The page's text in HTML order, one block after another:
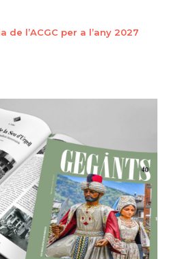
l’ACGC per a l’any 2027